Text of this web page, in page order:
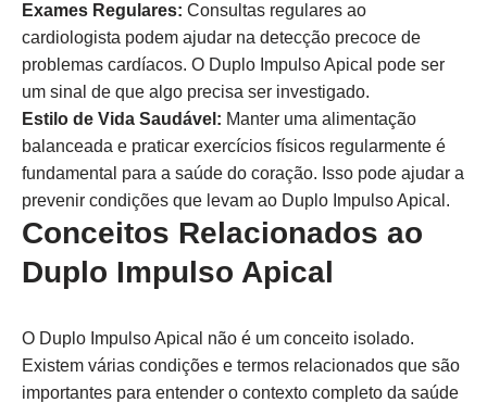
Exames Regulares: Consultas regulares ao
cardiologista podem ajudar na detecção precoce de
problemas cardíacos. O Duplo Impulso Apical pode ser
um sinal de que algo precisa ser investigado.
Estilo de Vida Saudável: Manter uma alimentação
balanceada e praticar exercícios físicos regularmente é
fundamental para a saúde do coração. Isso pode ajudar a
prevenir condições que levam ao Duplo Impulso Apical.
Conceitos Relacionados ao
Duplo Impulso Apical
O Duplo Impulso Apical não é um conceito isolado.
Existem várias condições e termos relacionados que são
importantes para entender o contexto completo da saúde